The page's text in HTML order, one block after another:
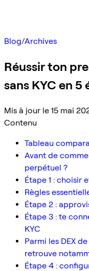
Blog/Archives
Réussir ton
sans KYC en 5
Mis à jour le 15 mai
Contenu
Tableau
Avant de
perpétuel ?
Étape 1 : choisir
Règles
Étape 2 :
Étape 3 : te
KYC
Parmi les DEX
retrouve
Étape 4 :